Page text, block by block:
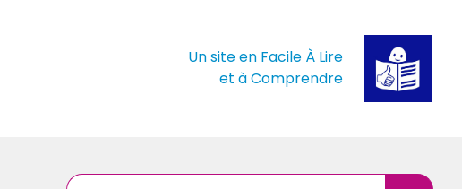
Un site en Facile À Lire
et à Comprendre